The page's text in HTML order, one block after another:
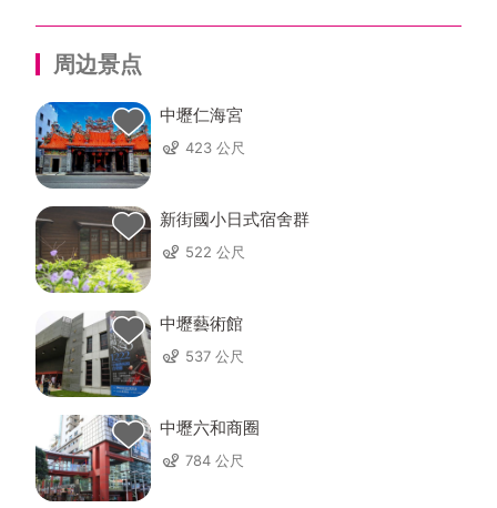
周边景点
中壢仁海宮
423 公尺
新街國小日式宿舍群
522 公尺
中壢藝術館
537 公尺
中壢六和商圈
784 公尺